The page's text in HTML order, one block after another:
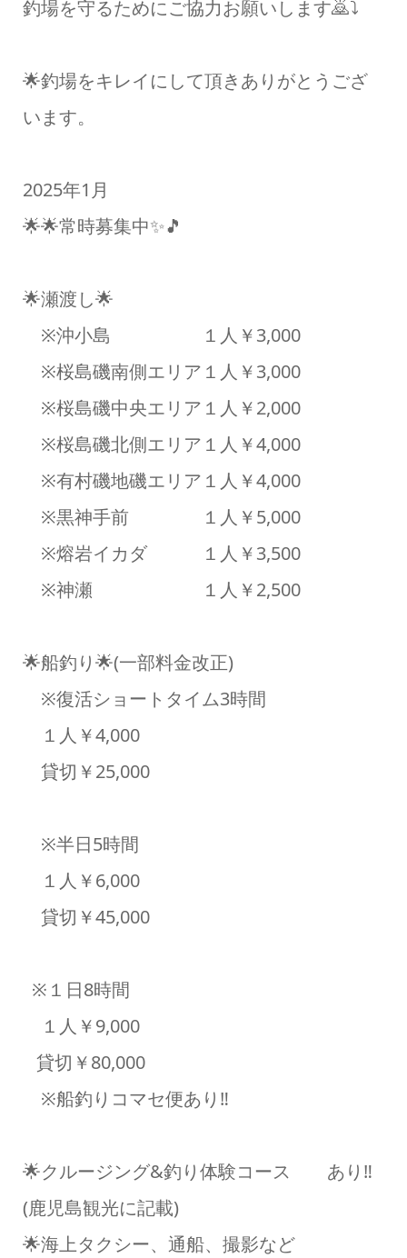
釣場を守るためにご協力お願いします🙇⤵️
🌟釣場をキレイにして頂きありがとうござ
います。
2025年1月
🌟🌟常時募集中✨🎵
🌟瀬渡し🌟
※沖小島 １人￥3,000
※桜島磯南側エリア１人￥3,000
※桜島磯中央エリア１人￥2,000
※桜島磯北側エリア１人￥4,000
※有村磯地磯エリア１人￥4,000
※黒神手前 １人￥5,000
※熔岩イカダ １人￥3,500
※神瀬 １人￥2,500
🌟船釣り🌟(一部料金改正)
※復活ショートタイム3時間
１人￥4,000
貸切￥25,000
※半日5時間
１人￥6,000
貸切￥45,000
※１日8時間
１人￥9,000
貸切￥80,000
※船釣りコマセ便あり‼️
🌟クルージング&釣り体験コース あり‼️
(鹿児島観光に記載)
🌟海上タクシー、通船、撮影など